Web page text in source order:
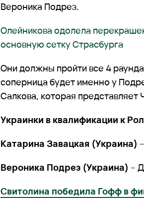
Вероника Подрез.
Олейникова одолела
основную сетку Страсбурга
Они должны пройти все 4
соперница будет именно у
Салкова, которая представляет
Украинки в квалификации к
Катарина Завацкая (Украина)
Вероника Подрез (Украина) –
Свитолина победила Гофф в